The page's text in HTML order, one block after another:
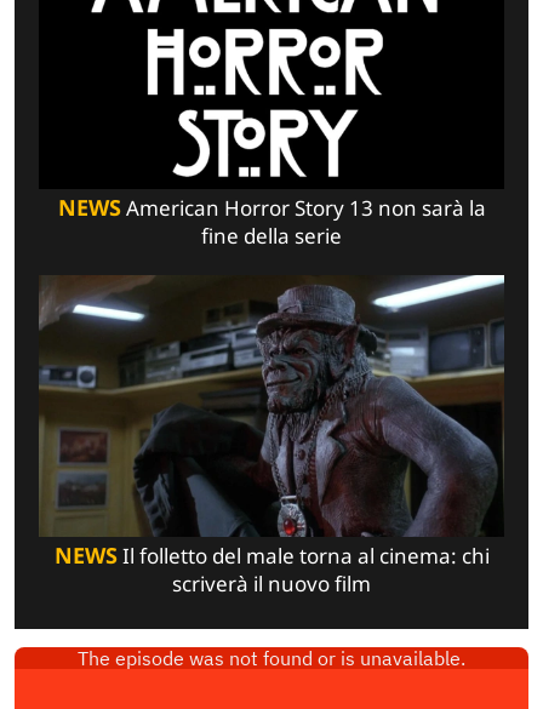
NEWSAmerican Horror Story 13 non sarà la
fine della serie
NEWSIl folletto del male torna al cinema: chi
scriverà il nuovo film